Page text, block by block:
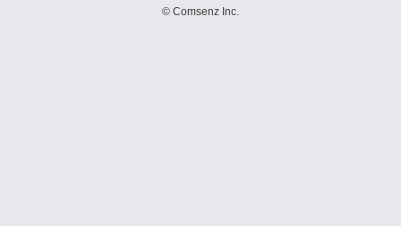
© Comsenz Inc.